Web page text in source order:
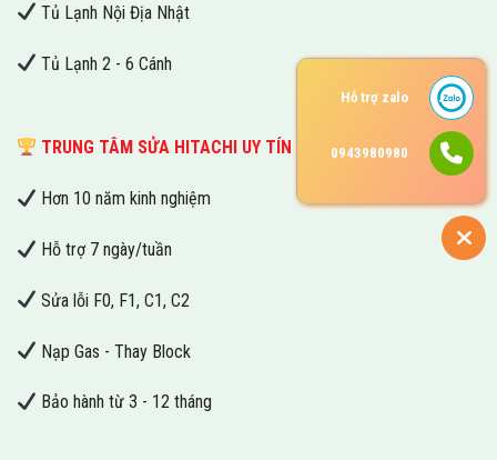
Tủ Lạnh Nội Địa Nhật
Tủ Lạnh 2 - 6 Cánh
TRUNG TÂM SỬA HITACHI UY TÍN
Hơn 10 năm kinh nghiệm
Hỗ trợ 7 ngày/tuần
Sửa lỗi F0, F1, C1, C2
Nạp Gas - Thay Block
Bảo hành từ 3 - 12 tháng
Hỗ trợ zalo
0943980980